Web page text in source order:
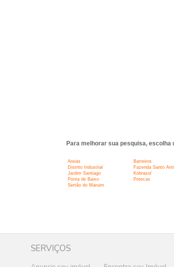
Para melhorar sua pesquisa, escolha
Areias Barreiros
Distrito Industrial
Fazenda Santo
Jardim Santiago
Kobrasol
Ponta de Baixo
Potecas
Sertão do Maruim
SERVIÇOS